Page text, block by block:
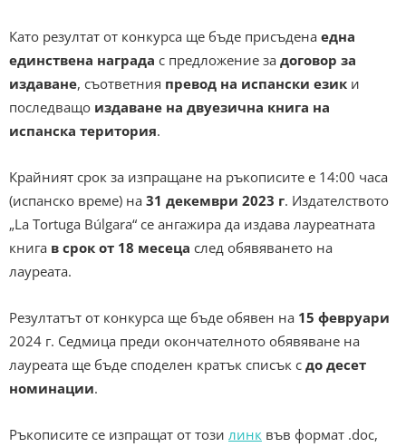
Като резултат от конкурса ще бъде присъдена една
единствена награда с предложение за договор за
издаване, съответния превод на испански език и
последващо издаване на двуезична книга на
испанска територия.
Крайният срок за изпращане на ръкописите е 14:00 часа
(испанско време) на 31 декември 2023 г. Издателството
„La Tortuga Búlgara“ се ангажира да издава лауреатната
книга в срок от 18 месеца след обявяването на
лауреата.
Резултатът от конкурса ще бъде обявен на 15 февруари
2024 г. Седмица преди окончателното обявяване на
лауреата ще бъде споделен кратък списък с до десет
номинации.
Ръкописите се изпращат от този линк във формат .doc,